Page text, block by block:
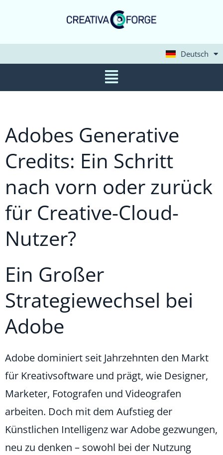
Deutsch
English
Adobes Generative
Credits: Ein Schritt
nach vorn oder zurück
für Creative-Cloud-
Nutzer?
Ein Großer
Strategiewechsel bei
Adobe
Adobe dominiert seit Jahrzehnten den Markt
für Kreativsoftware und prägt, wie Designer,
Marketer, Fotografen und Videografen
arbeiten. Doch mit dem Aufstieg der
Künstlichen Intelligenz war Adobe gezwungen,
neu zu denken – sowohl bei der Nutzung